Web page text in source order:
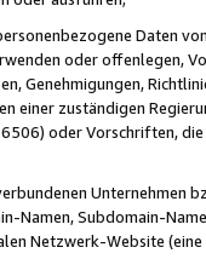
Daten
oder offenlegen,
Genehmigungen,
einer zuständigen
oder Vorschriften,
Unternehmen
Namen, Subdomain-
Netzwerk-Website